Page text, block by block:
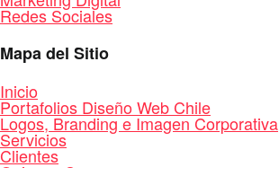
Redes Sociales
Mapa del Sitio
Inicio
Portafolios Diseño Web Chile
Logos, Branding e Imagen Corporativa
Servicios
Clientes
Quienes Somos